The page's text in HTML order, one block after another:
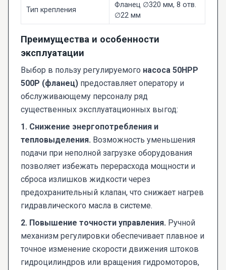
Тип крепления
Фланец ∅320 мм, 8 отв.
∅22 мм
Преимущества и особенности
эксплуатации
Выбор в пользу регулируемого насоса 50НРР
500Р (фланец) предоставляет оператору и
обслуживающему персоналу ряд
существенных эксплуатационных выгод:
1. Снижение энергопотребления и
тепловыделения. Возможность уменьшения
подачи при неполной загрузке оборудования
позволяет избежать перерасхода мощности и
сброса излишков жидкости через
предохранительный клапан, что снижает нагрев
гидравлического масла в системе.
2. Повышение точности управления. Ручной
механизм регулировки обеспечивает плавное и
точное изменение скорости движения штоков
гидроцилиндров или вращения гидромоторов,